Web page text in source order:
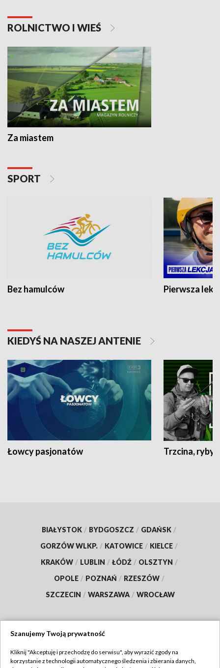
ROLNICTWO I WIEŚ
Za miastem
SPORT
Bez hamulców Pierwsza
KIEDYŚ NA NASZEJ ANTENIE
Łowcy pasjonatów Trzcina, ryby
BIAŁYSTOK / BYDGOSZCZ / GDAŃSK /
GORZÓW WLKP. / KATOWICE / KIELCE /
KRAKÓW / LUBLIN / ŁÓDŹ / OLSZTYN /
OPOLE / POZNAŃ / RZESZÓW /
SZCZECIN / WARSZAWA / WROCŁAW
TVP
Szanujemy Twoją prywatność
Kliknij "Akceptuję i przechodzę do serwisu", aby wyrazić zgody na
korzystanie z technologii automatycznego śledzenia i zbierania danych,